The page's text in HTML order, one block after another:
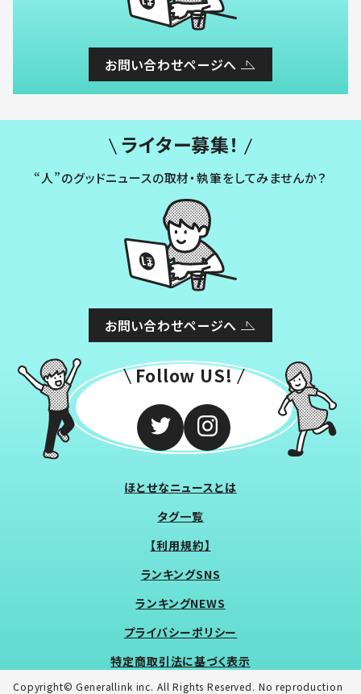
お問い合わせページへ
ライター募集！
“人”のグッドニュースの取材・執筆をしてみませんか？
お問い合わせページへ
Follow US!
ほとせなニュースとは
タグ一覧
【利用規約】
ランキングSNS
ランキングNEWS
プライバシーポリシー
特定商取引法に基づく表示
Copyright© Generallink inc. All Rights Reserved. No reproduction